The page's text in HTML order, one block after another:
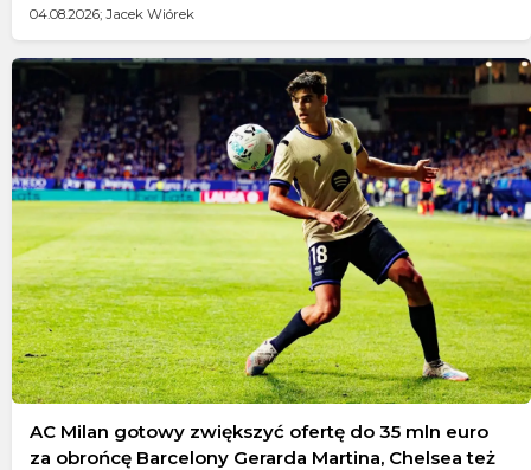
04.08.2026; Jacek Wiórek
AC Milan gotowy zwiększyć ofertę do 35 mln euro
za obrońcę Barcelony Gerarda Martina, Chelsea też